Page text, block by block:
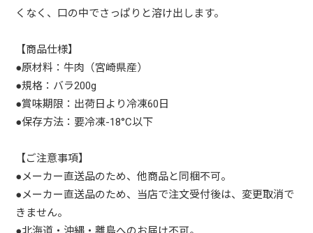
くなく、口の中でさっぱりと溶け出します。
【商品仕様】
●原材料：牛肉（宮崎県産）
●規格：バラ200g
●賞味期限：出荷日より冷凍60日
●保存方法：要冷凍-18°C以下
【ご注意事項】
●メーカー直送品のため、他商品と同梱不可。
●メーカー直送品のため、当店で注文受付後は、変更取消で
きません。